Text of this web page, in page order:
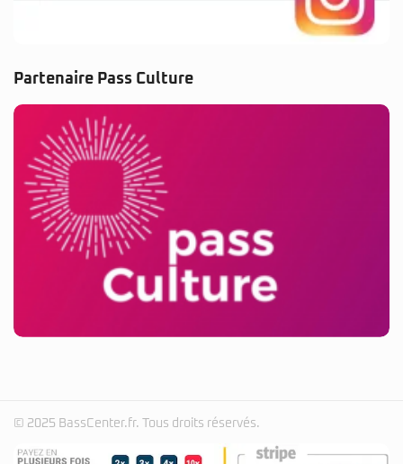
Partenaire Pass Culture
© 2025 BassCenter.fr. Tous droits réservés.